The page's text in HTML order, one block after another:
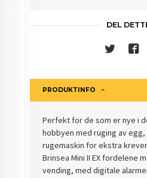
DEL
PRODUKTINFO
Perfekt for de som er nye i
hobbyen med ruging av
rugemaskin for ekstra
Brinsea Mini II EX fordelene
vending, med digitale